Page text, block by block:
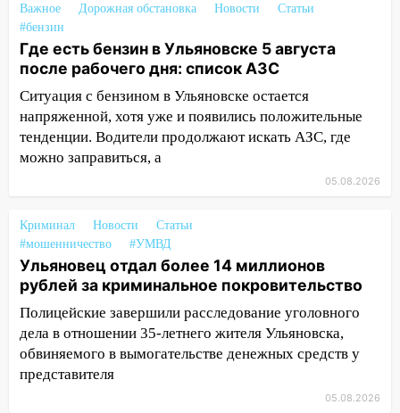
прибыль, а кому — испытания на
прочность
05.08.2026
22:58 Соцсети: на проспекте Тюленева
ДТП с мотоциклистом
20:22 Мошенники обманули 92-летнюю
жительницу Ульяновской области
подвез троих незнакомцев на трассе и
заработал уголовное дело
18:14 Прогноз погоды на 6 августа в
Ульяновской области
18:00 Мотофристайл, рок и силовой
экстрим: в Ульяновске пройдет
большой фестиваль «Наше время»
Где есть бензин в Ульяновске 5
Важное Дорожная обстановка Новости
Статьи
#бензин
Где есть бензин в Ульяновске 5 августа
после рабочего дня: список АЗС
Ситуация с бензином в Ульяновске остается
напряженной, хотя уже и появились положительные
тенденции. Водители продолжают искать АЗС, где
можно заправиться, а
05.08.2026
Криминал Новости
Статьи
#мошенничество
#УМВД
Ульяновец отдал более 14 миллионов
рублей за криминальное покровительство
Полицейские завершили расследование уголовного
дела в отношении 35-летнего жителя Ульяновска,
обвиняемого в вымогательстве денежных средств у
представителя
05.08.2026